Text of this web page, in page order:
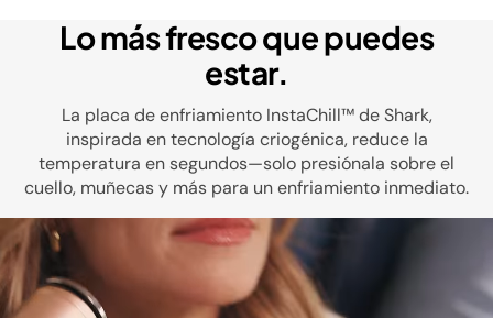
Lo más fresco que puedes
estar.
La placa de enfriamiento InstaChill™ de Shark,
inspirada en tecnología criogénica, reduce la
temperatura en segundos—solo presiónala sobre el
cuello, muñecas y más para un enfriamiento inmediato.